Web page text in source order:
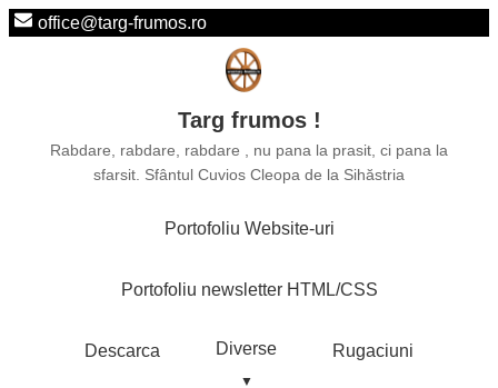
office@targ-frumos.ro
Targ frumos !
Rabdare, rabdare, rabdare , nu pana la prasit, ci pana la
sfarsit. Sfântul Cuvios Cleopa de la Sihăstria
Portofoliu Website-uri
Portofoliu newsletter HTML/CSS
Descarca Diverse Rugaciuni